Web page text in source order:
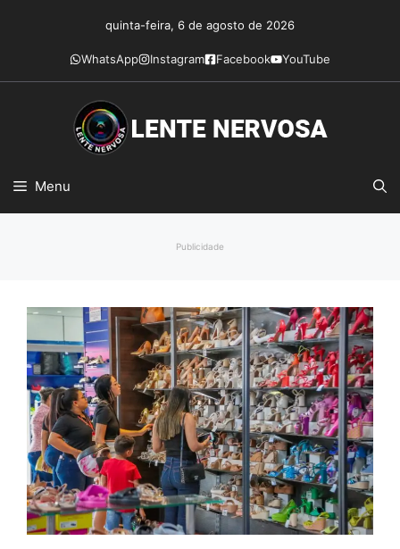
conteúdo
quinta-feira, 6 de agosto de 2026
WhatsApp Instagram Facebook YouTube
Menu
Publicidade